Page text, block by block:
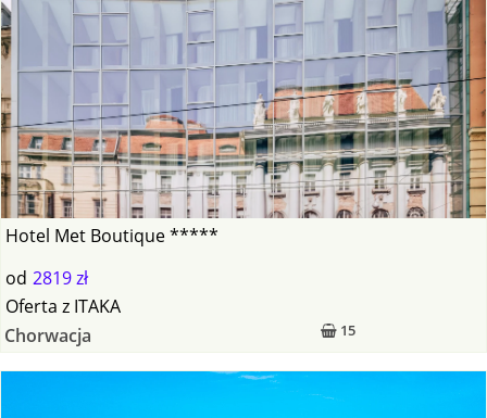
Hotel Met Boutique *****
od 2819 zł
15
Oferta z ITAKA
Chorwacja